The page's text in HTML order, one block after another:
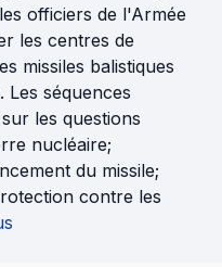
officiers de l'Armée
les centres de
missiles balistiques
séquences
les questions
nucléaire;
du missile;
contre les